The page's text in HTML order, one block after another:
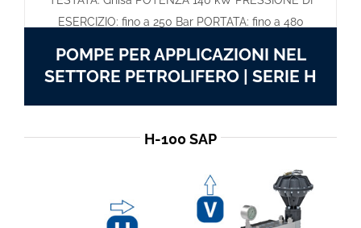
ESERCIZIO: fino a 250 Bar PORTATA: fino a 480
POMPE PER APPLICAZIONI NEL
SETTORE PETROLIFERO | SERIE H
H-100 SAP